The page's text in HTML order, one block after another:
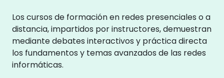
Los cursos de formación en redes presenciales o a
distancia, impartidos por instructores, demuestran
mediante debates interactivos y práctica directa
los fundamentos y temas avanzados de las redes
informáticas.